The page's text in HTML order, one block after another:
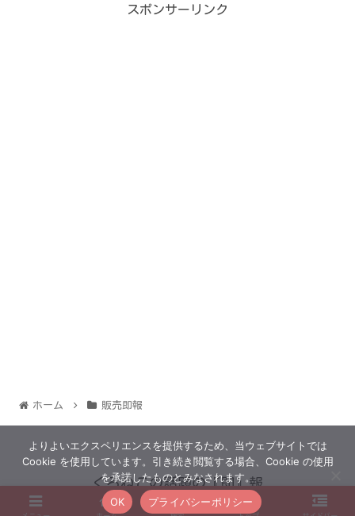
スポンサーリンク
ホーム 販売即報
くろねこの話題の『即』報
© 2022 くろねこの話題の『即』報.
よりよいエクスペリエンスを提供するため、当ウェブサイトでは
Cookie を使用しています。引き続き閲覧する場合、Cookie の使用
を承諾したものとみなされます。
OK
プライバシーポリシー